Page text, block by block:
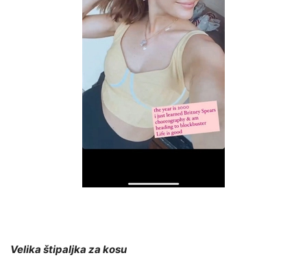
Velika štipaljka za kosu